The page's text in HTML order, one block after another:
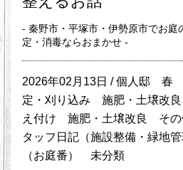
- 秦野市・平塚市・伊勢原市でお庭
定・消毒ならおまかせ -
2026年02月13日 /個人邸 春
定・刈り込み
施肥・土壌改良
え付け
施肥・土壌改良 そ
タッフ日記（施設整備・緑地管
（お庭番）
未分類